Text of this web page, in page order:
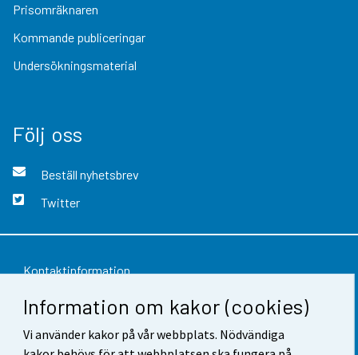
Information om kakor (cookies)
Vi använder kakor på vår webbplats. Nödvändiga
Prisomräknaren
Kommande publiceringar
Undersökningsmaterial
Följ oss
Beställ nyhetsbrev
Twitter
Kontaktinformation
Respons
Användarvillkor